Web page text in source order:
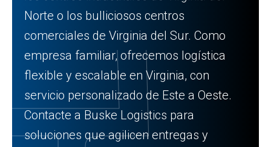
Norte o los bulliciosos centros
comerciales de Virginia del Sur. Como
empresa familiar, ofrecemos logística
flexible y escalable en Virginia, con
servicio personalizado de Este a Oeste.
Contacte a Buske Logistics para
soluciones que agilicen entregas y